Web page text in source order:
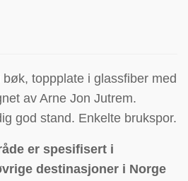
toppplate i glassfiber med
av Arne Jon Jutrem.
god stand. Enkelte brukspor.
er spesifisert i
destinasjoner i Norge